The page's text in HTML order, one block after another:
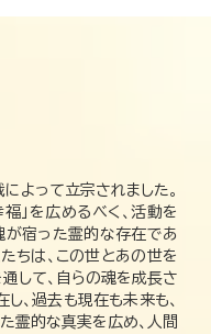
よって立宗されました。
」を広めるべく、活動を
が宿った霊的な存在であ
ちは、この世とあの世を
して、自らの魂を成長さ
、過去も現在も未来も、
霊的な真実を広め、人間